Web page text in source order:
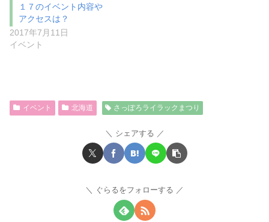
１７のイベント内容や
アクセスは？
2017年7月11日
イベント
イベント 北海道 さっぽろライラックまつり
シェアする
ぐらるをフォローする